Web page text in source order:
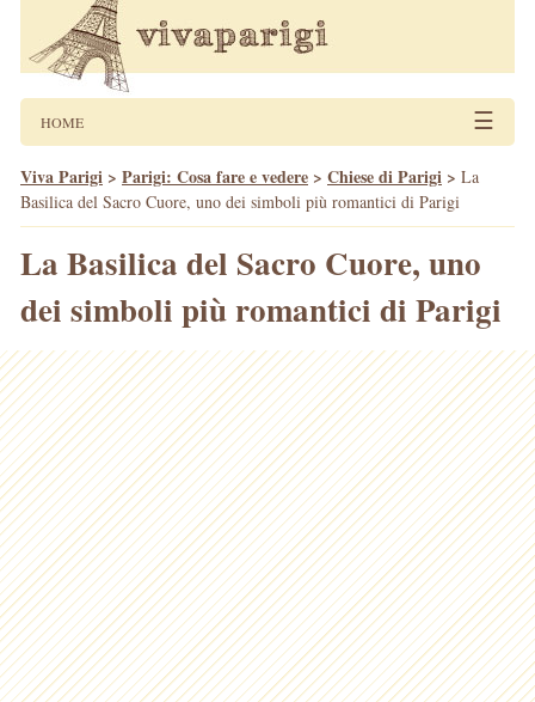
HOME ☰
Viva Parigi > Parigi: Cosa fare e vedere > Chiese di Parigi > La
Basilica del Sacro Cuore, uno dei simboli più romantici di Parigi
La Basilica del Sacro Cuore, uno
dei simboli più romantici di Parigi